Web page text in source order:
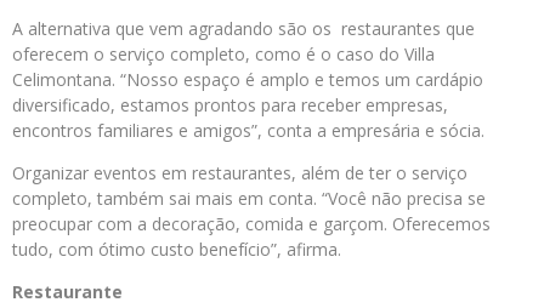
A alternativa que vem agradando são os restaurantes que
oferecem o serviço completo, como é o caso do Villa
Celimontana. “Nosso espaço é amplo e temos um cardápio
diversificado, estamos prontos para receber empresas,
encontros familiares e amigos”, conta a empresária e sócia.
Organizar eventos em restaurantes, além de ter o serviço
completo, também sai mais em conta. “Você não precisa se
preocupar com a decoração, comida e garçom. Oferecemos
tudo, com ótimo custo benefício”, afirma.
Restaurante